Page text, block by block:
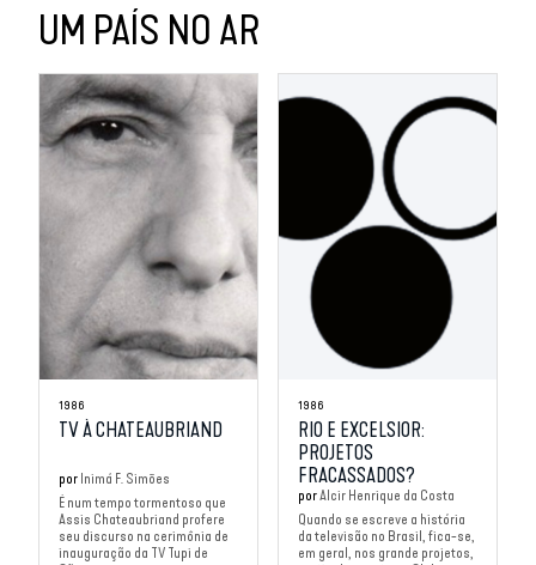
UM PAÍS NO AR
1986
TV À CHATEAUBRIAND
por Inimá F. Simões
É num tempo tormentoso que
Assis Chateaubriand profere
seu discurso na cerimônia de
inauguração da TV Tupi de
1986
RIO E EXCELSIOR:
PROJETOS
FRACASSADOS?
porAlcir Henrique da Costa
Quando se escreve a história
da televisão no Brasil, fica-se,
em geral, nos grande projetos,